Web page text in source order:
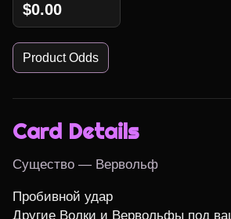
$0.00
Product Odds
Card Details
Существо — Вервольф
Пробивной удар
Другие Волки и Вервольфы под